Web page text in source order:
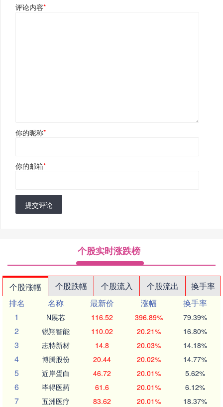
评论内容*
你的昵称*
你的邮箱*
提交评论
个股实时涨跌榜
个股涨幅 个股跌幅 个股流入 个股流出
换手率
排名
名称 最新价 涨幅
换手率
1
N展芯 116.52 396.89% 79.39%
2 锐翔智能 110.02 20.21% 16.80%
3 志特新材 14.8 20.03% 14.18%
4 博腾股份 20.44 20.02% 14.77%
5 近岸蛋白 46.72 20.01% 5.62%
6 毕得医药 61.6 20.01% 6.12%
7 五洲医疗 83.62 20.01% 18.37%